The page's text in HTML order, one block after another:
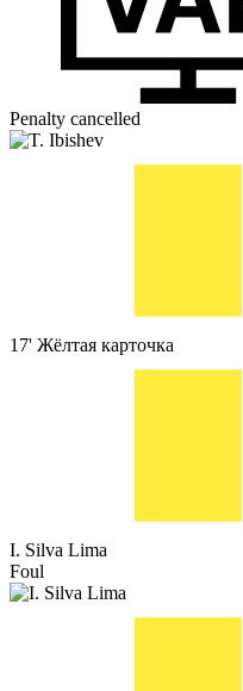
Penalty cancelled
17' Жёлтая карточка
I. Silva Lima
Foul